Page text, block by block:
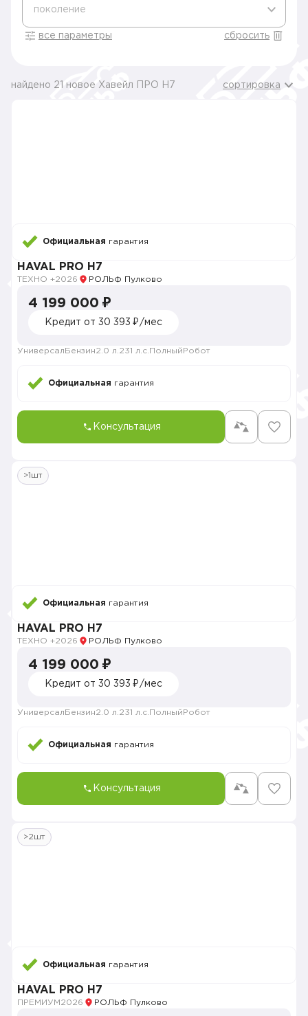
поколение
все параметры сбросить
найдено 21 новое Хавейл ПРО H7 сортировка
Официальная гарантия
HAVAL PRO H7
ТЕХНО +2026 РОЛЬФ Пулково
4 199 000 ₽
Кредит от 30 393 ₽/мес
Универсал Бензин2.0 л. 231 л.с. Полный Робот
Официальная гарантия
Консультация
>1шт
Официальная гарантия
HAVAL PRO H7
ТЕХНО +2026 РОЛЬФ Пулково
4 199 000 ₽
Кредит от 30 393 ₽/мес
Универсал Бензин2.0 л. 231 л.с. Полный Робот
Официальная гарантия
Консультация
>2шт
Официальная гарантия
HAVAL PRO H7
ПРЕМИУМ 2026 РОЛЬФ Пулково